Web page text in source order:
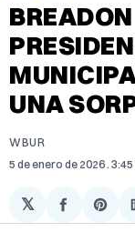
UNA
WBUR
5 de enero de 2026 . 3:45
𝕏
en
on